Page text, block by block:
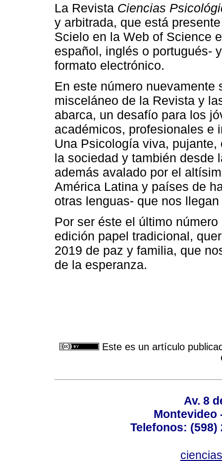
La Revista Ciencias
y arbitrada, que está
Scielo en la Web of Science
español, inglés o portugués-
formato electrónico.
En este número
misceláneo de la Revista y
abarca, un desafío para los
académicos, profesionales e
Una Psicología viva,
la sociedad y también desde
además avalado por el
América Latina y países de
otras lenguas- que nos
Por ser éste el último
edición papel tradicional,
2019 de paz y familia, que
de la esperanza.
Este es un artículo
Av. 8
Montevideo
Telefonos: (598)